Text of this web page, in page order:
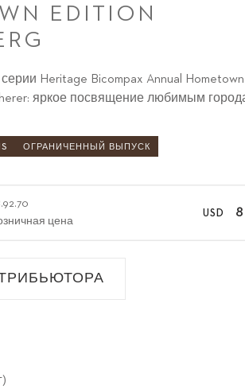
EDITION
Heritage Bicompax Annual
яркое посвящение любимым
ОГРАНИЧЕННЫЙ ВЫПУСК
цена
USD